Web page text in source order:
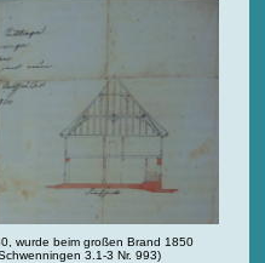
wurde beim großen Brand 1850
3.1-3 Nr. 993)